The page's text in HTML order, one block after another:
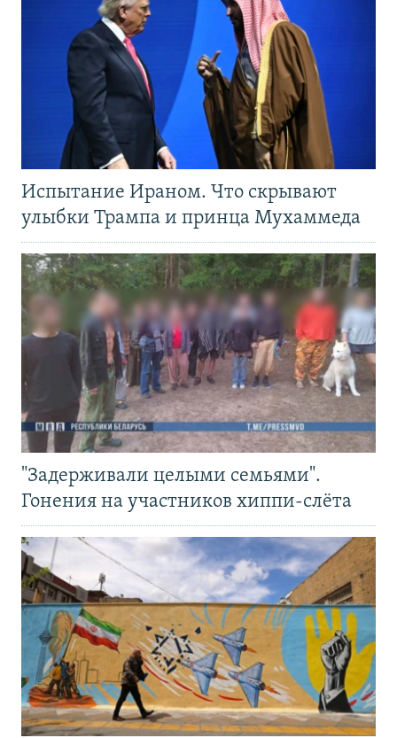
Испытание Ираном. Что скрывают
улыбки Трампа и принца Мухаммеда
"Задерживали целыми семьями".
Гонения на участников хиппи-слёта